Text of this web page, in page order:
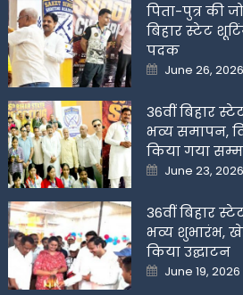
पिता-पुत्र की
बिहार स्टेट
पदक
Posted
on
June 26, 2026
36वीं बिहार
भव्य समापन,
किया गया
Posted
on
June 23, 2026
36वीं बिहार
भव्य शुभारंभ,
किया उद्घाटन
Posted
on
June 19, 2026